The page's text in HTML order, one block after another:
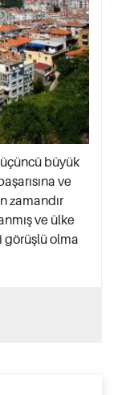
büyük
ve
zamandır
ve ülke
görüşlü olma